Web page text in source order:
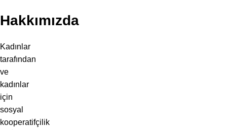
Hakkımızda
Kadınlar
tarafından
ve
kadınlar
için
sosyal
kooperatifçilik